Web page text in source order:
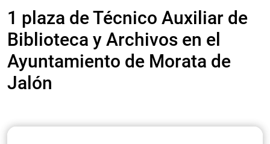
1 plaza de Técnico Auxiliar de
Biblioteca y Archivos en el
Ayuntamiento de Morata de
Jalón